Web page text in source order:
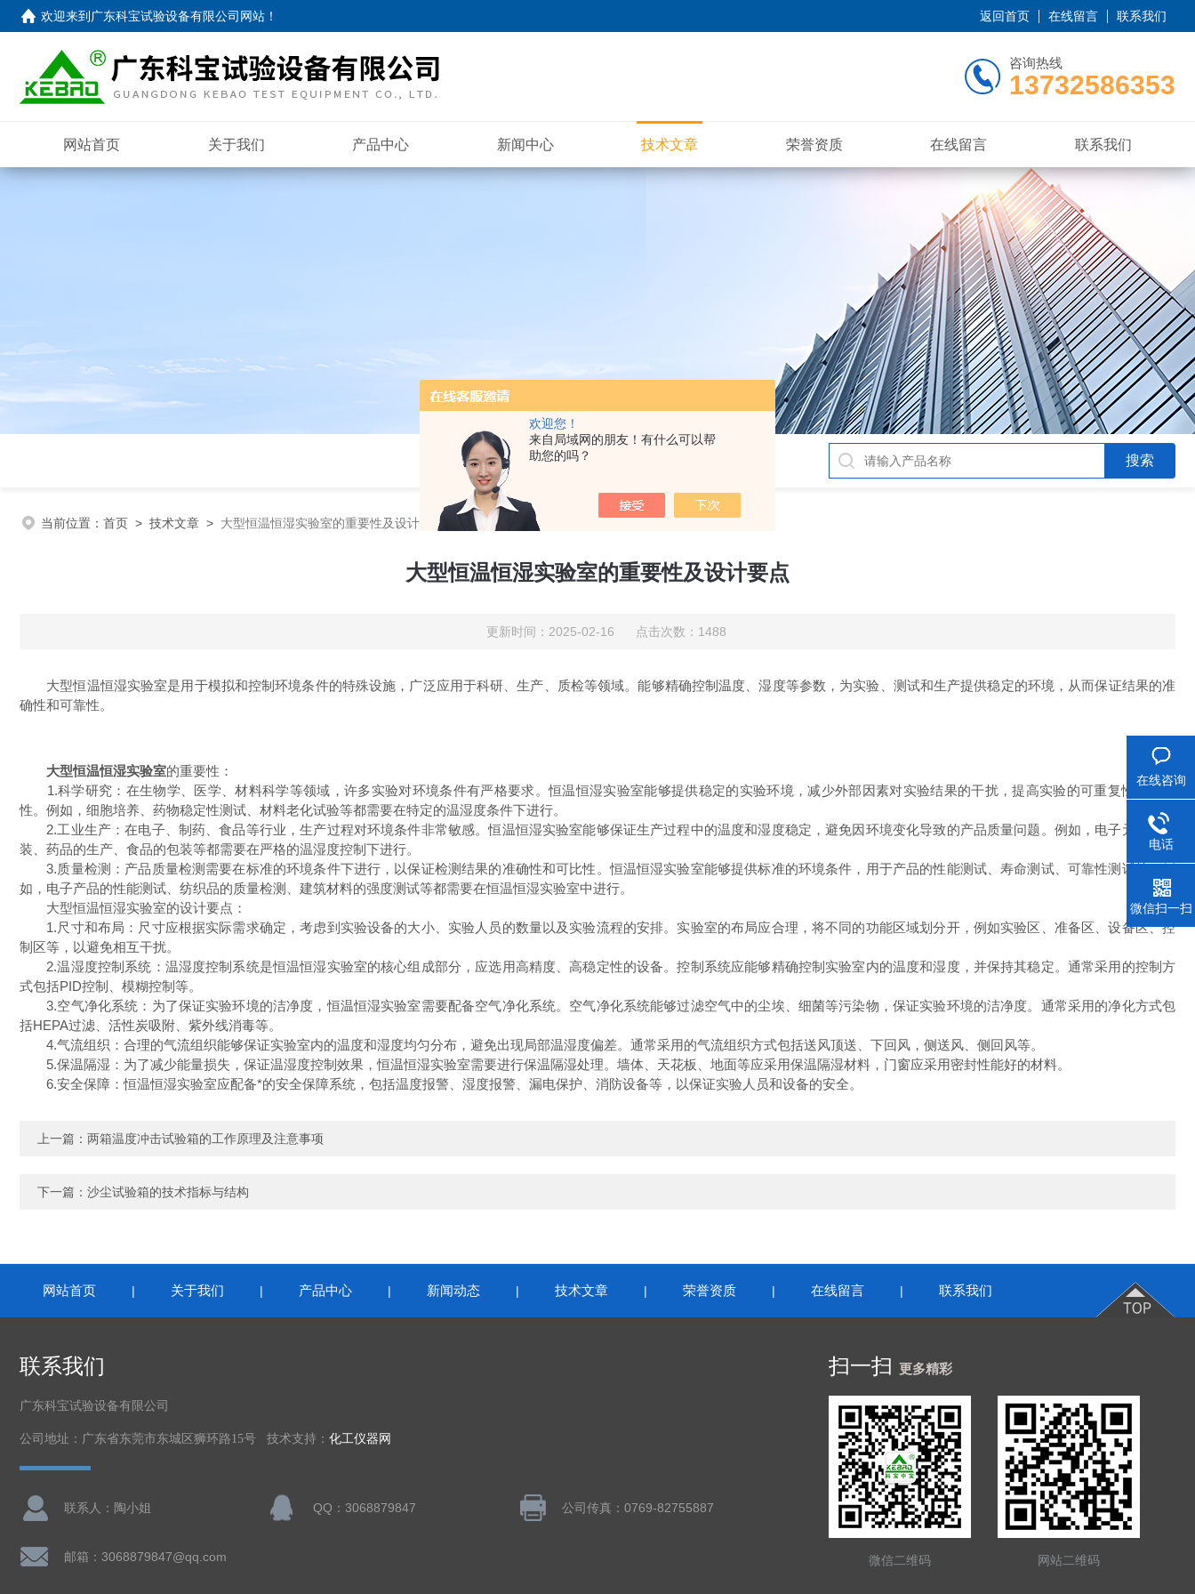
欢迎您！
来自局域网的朋友！有什么可以帮
助您的吗？
欢迎来到 广东科宝试验设备有限公司网站 ！ 返回首页 在线留言 联系我们
咨询热线
13732586353
网站首页 关于我们 产品中心 新闻中心 技术文章 荣誉资质 在线留言 联系我们
当前位置： 首页 > 技术文章 > 大型恒温恒湿实验室的重要性及设计要点
大型恒温恒湿实验室的重要性及设计要点
更新时间：2025-02-16 点击次数：1488
大型恒温恒湿实验室是用于模拟和控制环境条件的特殊设施，广泛应用于科研、生产、质检等领域。能够精确控制温度、湿度等参数，为实验、测试和生产提供稳定的环境，从而保证结果的准
确性和可靠性。
大型恒温恒湿实验室的重要性：
1.科学研究：在生物学、医学、材料科学等领域，许多实验对环境条件有严格要求。恒温恒湿实验室能够提供稳定的实验环境，减少外部因素对实验结果的干扰，提高实验的可重复性和可靠
性。例如，细胞培养、药物稳定性测试、材料老化试验等都需要在特定的温湿度条件下进行。
2.工业生产：在电子、制药、食品等行业，生产过程对环境条件非常敏感。恒温恒湿实验室能够保证生产过程中的温度和湿度稳定，避免因环境变化导致的产品质量问题。例如，电子元件的组
装、药品的生产、食品的包装等都需要在严格的温湿度控制下进行。
3.质量检测：产品质量检测需要在标准的环境条件下进行，以保证检测结果的准确性和可比性。恒温恒湿实验室能够提供标准的环境条件，用于产品的性能测试、寿命测试、可靠性测试等。例
如，电子产品的性能测试、纺织品的质量检测、建筑材料的强度测试等都需要在恒温恒湿实验室中进行。
大型恒温恒湿实验室的设计要点：
1.尺寸和布局：尺寸应根据实际需求确定，考虑到实验设备的大小、实验人员的数量以及实验流程的安排。实验室的布局应合理，将不同的功能区域划分开，例如实验区、准备区、设备区、控
制区等，以避免相互干扰。
2.温湿度控制系统：温湿度控制系统是恒温恒湿实验室的核心组成部分，应选用高精度、高稳定性的设备。控制系统应能够精确控制实验室内的温度和湿度，并保持其稳定。通常采用的控制方
式包括PID控制、模糊控制等。
3.空气净化系统：为了保证实验环境的洁净度，恒温恒湿实验室需要配备空气净化系统。空气净化系统能够过滤空气中的尘埃、细菌等污染物，保证实验环境的洁净度。通常采用的净化方式包
括HEPA过滤、活性炭吸附、紫外线消毒等。
4.气流组织：合理的气流组织能够保证实验室内的温度和湿度均匀分布，避免出现局部温湿度偏差。通常采用的气流组织方式包括送风顶送、下回风，侧送风、侧回风等。
5.保温隔湿：为了减少能量损失，保证温湿度控制效果，恒温恒湿实验室需要进行保温隔湿处理。墙体、天花板、地面等应采用保温隔湿材料，门窗应采用密封性能好的材料。
6.安全保障：恒温恒湿实验室应配备*的安全保障系统，包括温度报警、湿度报警、漏电保护、消防设备等，以保证实验人员和设备的安全。
上一篇： 两箱温度冲击试验箱的工作原理及注意事项
下一篇： 沙尘试验箱的技术指标与结构
网站首页 | 关于我们 | 产品中心 | 新闻动态 | 技术文章 | 荣誉资质 | 在线留言 | 联系我们
联系我们
广东科宝试验设备有限公司
公司地址：广东省东莞市东城区狮环路15号 技术支持： 化工仪器网
联系人：陶小姐 QQ：3068879847 公司传真：0769-82755887
邮箱：3068879847@qq.com
扫一扫 更多精彩
微信二维码 网站二维码
在线咨询
电话
微信扫一扫